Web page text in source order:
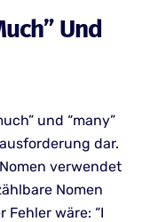
Und
und “many”
dar.
verwendet
Nomen
wäre: “I